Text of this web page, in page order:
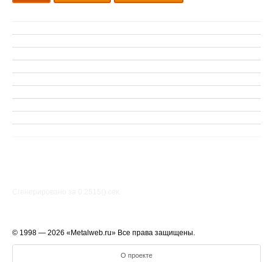
© 1998 — 2026 «Metalweb.ru» Все права защищены.
О проекте